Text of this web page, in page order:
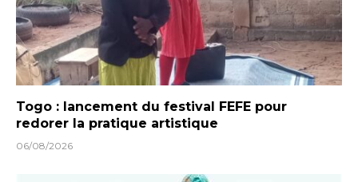
Togo : lancement du festival FEFE pour
redorer la pratique artistique
06/08/2026